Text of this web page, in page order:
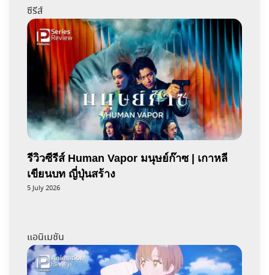
ซีรีส์
รีวิวซีรีส์ Human Vapor มนุษย์ก๊าซ | เกาหลี
เขียนบท ญี่ปุ่นสร้าง
5 July 2026
แอนิเมชัน